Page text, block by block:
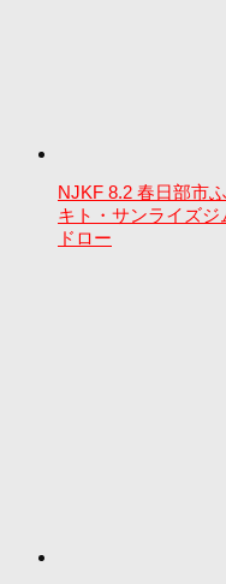
NJKF 8.2 春日部市
キト・サンライズ
ドロー